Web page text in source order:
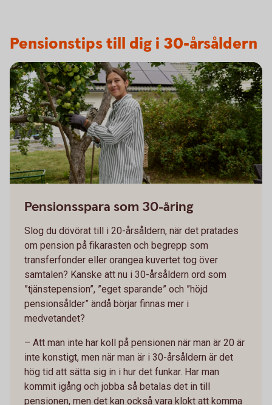
Pensionstips till dig i 30-årsåldern
Pensionsspara som 30-åring
Slog du dövörat till i 20-årsåldern, när det pratades
om pension på fikarasten och begrepp som
transferfonder eller orangea kuvertet tog över
samtalen? Kanske att nu i 30-årsåldern ord som
”tjänstepension”, ”eget sparande” och ”höjd
pensionsålder” ändå börjar finnas mer i
medvetandet?
– Att man inte har koll på pensionen när man är 20 är
inte konstigt, men när man är i 30-årsåldern är det
hög tid att sätta sig in i hur det funkar. Har man
kommit igång och jobba så betalas det in till
pensionen, men det kan också vara klokt att komma